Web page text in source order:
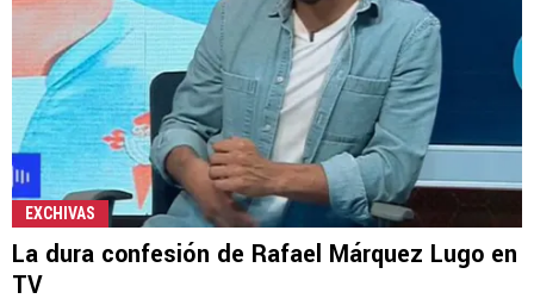
EXCHIVAS
La dura confesión de Rafael Márquez Lugo en
TV